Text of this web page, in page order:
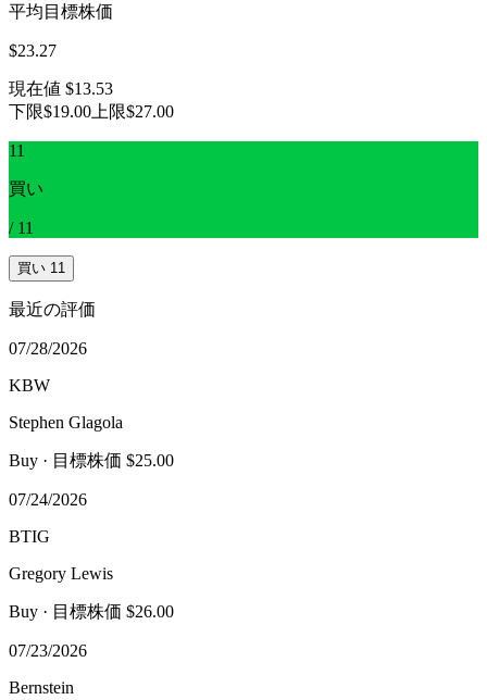
平均目標株価
$23.27
現在値 $13.53
下限$19.00 上限$27.00
11
買い
/ 11
買い 11
最近の評価
07/28/2026
KBW
Stephen Glagola
Buy · 目標株価 $25.00
07/24/2026
BTIG
Gregory Lewis
Buy · 目標株価 $26.00
07/23/2026
Bernstein